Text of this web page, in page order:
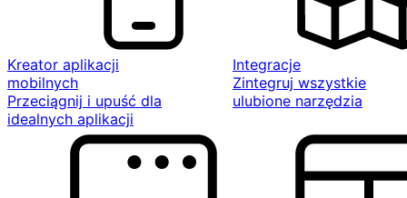
Kreator aplikacji
mobilnych
Przeciągnij i upuść dla
idealnych aplikacji
Integracje
Zintegruj wszystkie
ulubione narzędzia